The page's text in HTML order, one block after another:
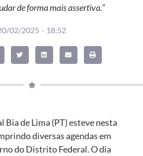
de forma mais assertiva.”
02/2025 - 18:52
Bia de Lima (PT) esteve nesta
diversas agendas em
do Distrito Federal. O dia